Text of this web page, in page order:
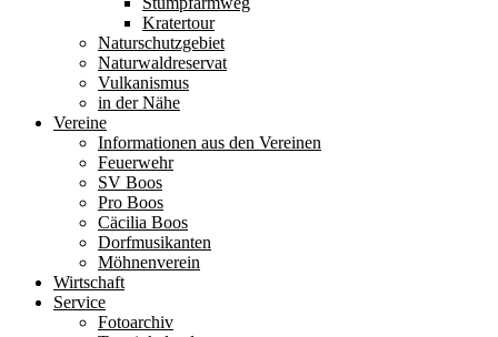
Kratertour
Naturschutzgebiet
Naturwaldreservat
Vulkanismus
in der Nähe
Vereine
Informationen aus den Vereinen
Feuerwehr
SV Boos
Pro Boos
Cäcilia Boos
Dorfmusikanten
Möhnenverein
Wirtschaft
Service
Fotoarchiv